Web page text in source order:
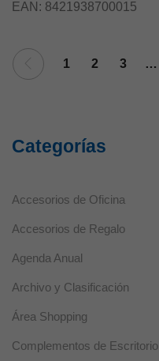
EAN: 8421938700015
1 2 3 …
Categorías
Accesorios de Oficina
Accesorios de Regalo
Agenda Anual
Archivo y Clasificación
Área Shopping
Complementos de Escritorio